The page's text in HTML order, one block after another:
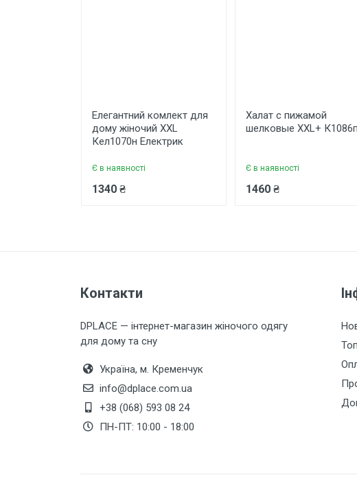
Елегантний комлект для
дому жіночий XXL
Кел1070н Електрик
Є в наявності
1340 ₴
Халат с пижамой
шелковые XXL+ К1086п
Є в наявності
1460 ₴
Контакти
DPLACE — інтернет-магазин жіночого одягу
для дому та сну
Україна, м. Кременчук
info@dplace.com.ua
+38 (068) 593 08 24
ПН-ПТ: 10:00 - 18:00